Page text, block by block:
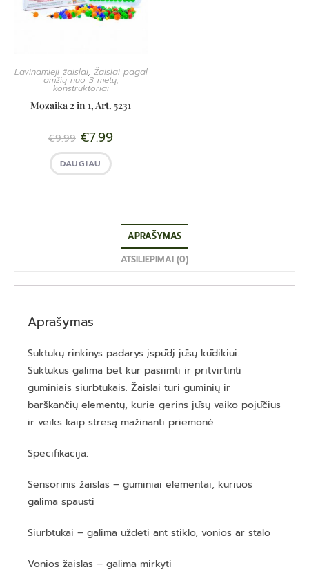
Lavinamieji žaislai, Žaislai pagal
amžių nuo 3 metų,
konstruktoriai
Mozaika 2 in 1, Art. 5231
€9.99 €7.99
DAUGIAU
APRAŠYMAS
ATSILIEPIMAI (0)
Aprašymas
Suktukų rinkinys padarys įspūdį jūsų kūdikiui.
Suktukus galima bet kur pasiimti ir pritvirtinti
guminiais siurbtukais. Žaislai turi guminių ir
barškančių elementų, kurie gerins jūsų vaiko pojūčius
ir veiks kaip stresą mažinanti priemonė.
Specifikacija:
Sensorinis žaislas – guminiai elementai, kuriuos
galima spausti
Siurbtukai – galima uždėti ant stiklo, vonios ar stalo
Vonios žaislas – galima mirkyti